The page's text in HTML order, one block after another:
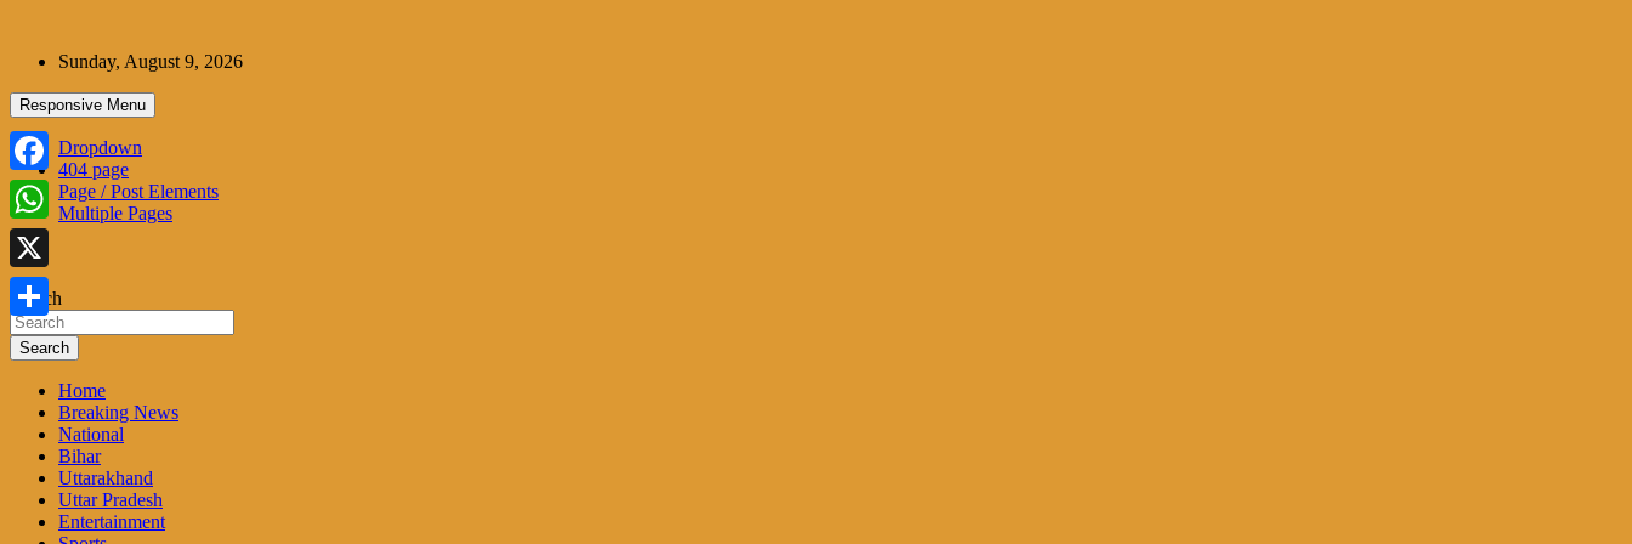
contentSunday, August 9, 2026
Responsive Menu
Dropdown
404 page
Page / Post Elements
Multiple Pages
Search
Search
Home
Breaking News
National
Bihar
Uttarakhand
Uttar Pradesh
Entertainment
Facebook
WhatsApp
X
Share